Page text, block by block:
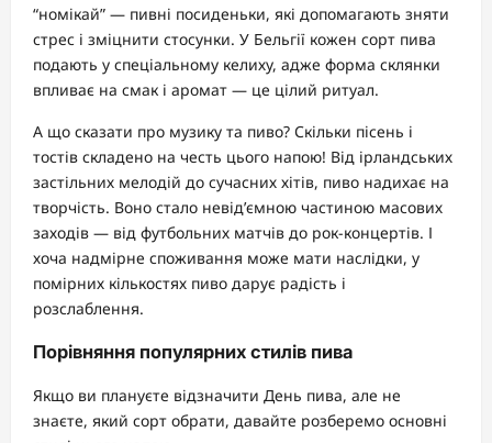
“номікай” — пивні посиденьки, які допомагають зняти
стрес і зміцнити стосунки. У Бельгії кожен сорт пива
подають у спеціальному келиху, адже форма склянки
впливає на смак і аромат — це цілий ритуал.
А що сказати про музику та пиво? Скільки пісень і
тостів складено на честь цього напою! Від ірландських
застільних мелодій до сучасних хітів, пиво надихає на
творчість. Воно стало невід’ємною частиною масових
заходів — від футбольних матчів до рок-концертів. І
хоча надмірне споживання може мати наслідки, у
помірних кількостях пиво дарує радість і
розслаблення.
Порівняння популярних стилів пива
Якщо ви плануєте відзначити День пива, але не
знаєте, який сорт обрати, давайте розберемо основні